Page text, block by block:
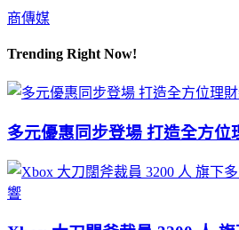
商傳媒
Trending Right Now!
多元優惠同步登場 打造全方位